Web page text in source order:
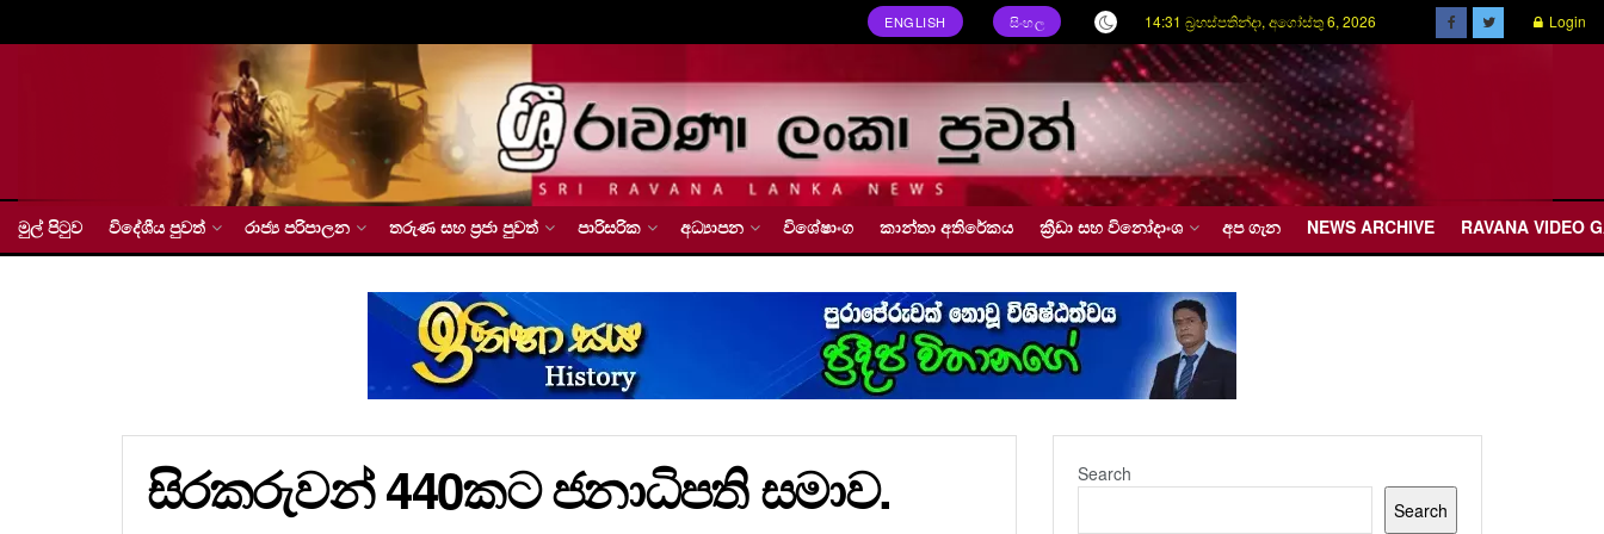
ENGLISH සිංහල 14:31 බ්‍රහස්පතින්දා, අගෝස්තු 6, 2026 Login
මුල් පිටුව විදේශීය පුවත් රාජ්‍ය පරිපාලන තරුණ සහ ප්‍රජා පුවත් පාරිසරික අධ්‍යාපන විශේෂාංග කාන්තා අතිරේකය ක්‍රීඩා සහ විනෝදාංශ අප ගැන NEWS ARCHIVE RAVANA VIDEO
සිරකරුවන් 440කට ජනාධිපති සමාව.
Search
Search